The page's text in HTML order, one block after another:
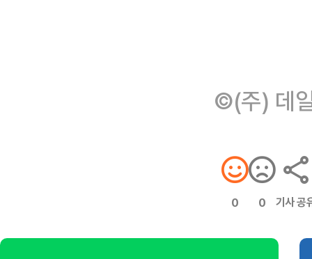
©(주) 데
0 0 기사 공